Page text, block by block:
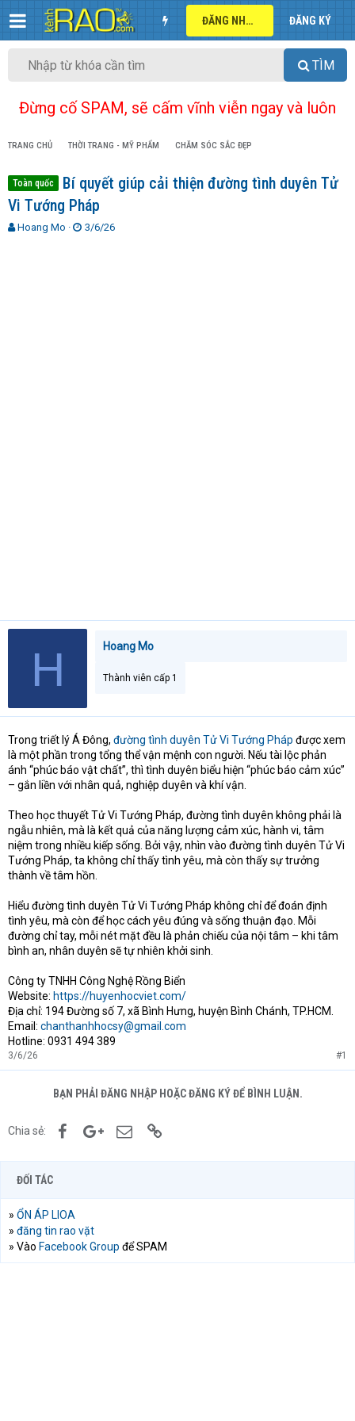
ĐĂNG NHẬP ĐĂNG KÝ
TÌM
Đừng cố SPAM, sẽ cấm vĩnh viễn ngay và luôn
TRANG CHỦ THỜI TRANG - MỸ PHẨM CHĂM SÓC SẮC ĐẸP
Toàn quốc
Bí quyết giúp cải thiện đường tình duyên Tử
Vi Tướng Pháp
T
Hoang Mo
N
3/6/26
H Hoang Mo
Thành viên cấp 1
Trong triết lý Á Đông, đường tình duyên Tử Vi Tướng Pháp được xem
là một phần trong tổng thể vận mệnh con người. Nếu tài lộc phản
ánh “phúc báo vật chất”, thì tình duyên biểu hiện “phúc báo cảm xúc”
– gắn liền với nhân quả, nghiệp duyên và khí vận.
Theo học thuyết Tử Vi Tướng Pháp, đường tình duyên không phải là
ngẫu nhiên, mà là kết quả của năng lượng cảm xúc, hành vi, tâm
niệm trong nhiều kiếp sống. Bởi vậy, nhìn vào đường tình duyên Tử Vi
Tướng Pháp, ta không chỉ thấy tình yêu, mà còn thấy sự trưởng
thành về tâm hồn.
Hiểu đường tình duyên Tử Vi Tướng Pháp không chỉ để đoán định
tình yêu, mà còn để học cách yêu đúng và sống thuận đạo. Mỗi
đường chỉ tay, mỗi nét mặt đều là phản chiếu của nội tâm – khi tâm
bình an, nhân duyên sẽ tự nhiên khởi sinh.
Công ty TNHH Công Nghệ Rồng Biển
Website: https://huyenhocviet.com/
Địa chỉ: 194 Đường số 7, xã Bình Hưng, huyện Bình Chánh, TP.HCM.
Email: chanthanhhocsy@gmail.com
Hotline: 0931 494 389
3/6/26 #1
BẠN PHẢI ĐĂNG NHẬP HOẶC ĐĂNG KÝ ĐỂ BÌNH LUẬN.
Chia sẻ: FacebookGoogle+Email
ĐỐI TÁC
» ỔN ÁP LIOA
» đăng tin rao vặt
» Vào Facebook Group để SPAM